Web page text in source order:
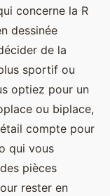
concerne la R
dessinée
de la
sportif ou
optiez pour un
ou biplace,
compte pour
qui vous
pièces
rester en